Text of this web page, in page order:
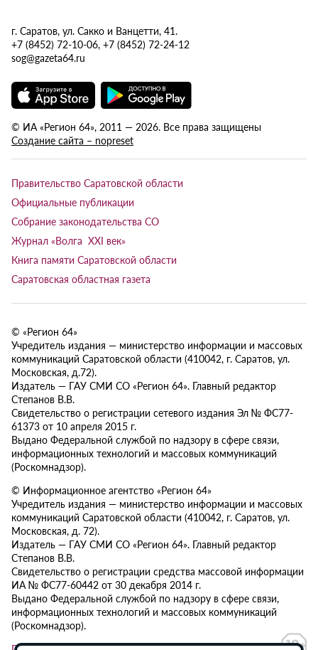
г. Саратов, ул. Сакко и Ванцетти, 41.
+7 (8452) 72-10-06, +7 (8452) 72-24-12
sog@gazeta64.ru
© ИА «Регион 64», 2011 — 2026. Все права защищены
Создание сайта – nopreset
Правительство Саратовской области
Официальные публикации
Собрание законодательства СО
Журнал «Волга XXI век»
Книга памяти Саратовской области
Саратовская областная газета
© «Регион 64»
Учредитель издания — министерство информации и массовых
коммуникаций Саратовской области (410042, г. Саратов, ул.
Московская, д.72).
Издатель — ГАУ СМИ СО «Регион 64». Главный редактор
Степанов В.В.
Свидетельство о регистрации сетевого издания Эл № ФС77-
61373 от 10 апреля 2015 г.
Выдано Федеральной службой по надзору в сфере связи,
информационных технологий и массовых коммуникаций
(Роскомнадзор).
© Информационное агентство «Регион 64»
Учредитель издания — министерство информации и массовых
коммуникаций Саратовской области (410042, г. Саратов, ул.
Московская, д. 72).
Издатель — ГАУ СМИ СО «Регион 64». Главный редактор
Степанов В.В.
Свидетельство о регистрации средства массовой информации
ИА № ФС77-60442 от 30 декабря 2014 г.
Выдано Федеральной службой по надзору в сфере связи,
информационных технологий и массовых коммуникаций
(Роскомнадзор).